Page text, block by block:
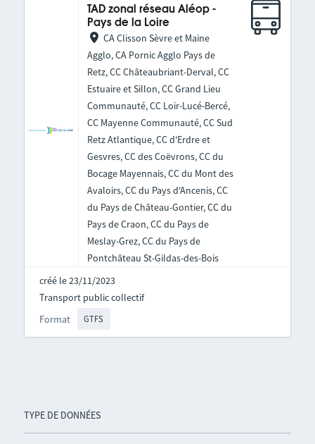
TYPE DE DONNÉES
TAD zonal réseau Aléop -
Pays de la Loire
CA Clisson Sèvre et Maine
Agglo, CA Pornic Agglo Pays de
Retz, CC Châteaubriant-Derval, CC
Estuaire et Sillon, CC Grand Lieu
Communauté, CC Loir-Lucé-Bercé,
CC Mayenne Communauté, CC Sud
Retz Atlantique, CC d'Erdre et
Gesvres, CC des Coëvrons, CC du
Bocage Mayennais, CC du Mont des
Avaloirs, CC du Pays d'Ancenis, CC
du Pays de Château-Gontier, CC du
Pays de Craon, CC du Pays de
Meslay-Grez, CC du Pays de
Pontchâteau St-Gildas-des-Bois
créé le 23/11/2023
Format GTFS
Transport public collectif